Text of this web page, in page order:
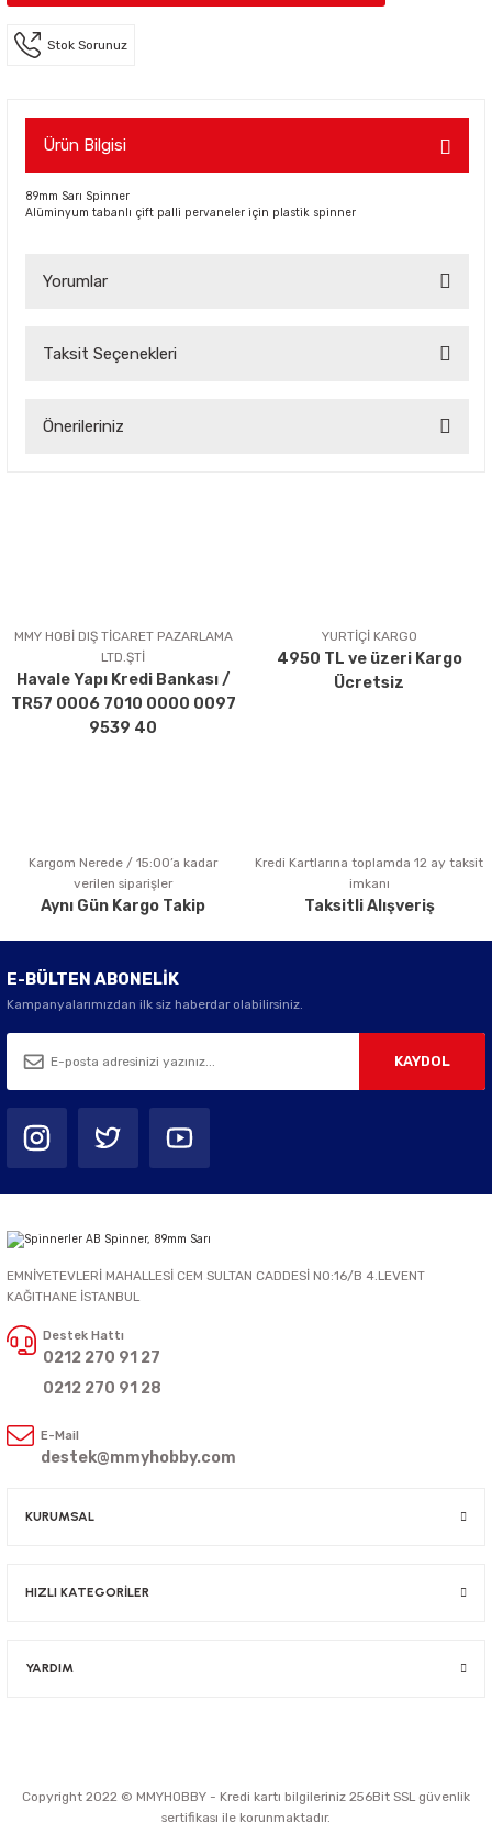
Stok Sorunuz
Ürün Bilgisi
89mm Sarı Spinner
Alüminyum tabanlı çift palli pervaneler için plastik spinner
Yorumlar
Taksit Seçenekleri
Önerileriniz
Ürün açıklamasında eksik bilgiler bulunuyor.
Ürün bilgilerinde hatalar bulunuyor.
Ürün fiyatı diğer sitelerden daha pahalı.
Bu ürüne benzer farklı alternatifler olmalı.
Gönder
MMY HOBİ DIŞ TİCARET PAZARLAMA
LTD.ŞTİ
Havale Yapı Kredi Bankası /
TR57 0006 7010 0000 0097
9539 40
YURTİÇİ KARGO
4950 TL ve üzeri Kargo
Ücretsiz
Kargom Nerede / 15:00’a kadar
verilen siparişler
Aynı Gün Kargo Takip
Kredi Kartlarına toplamda 12 ay taksit
imkanı
Taksitli Alışveriş
E-BÜLTEN ABONELİK
Kampanyalarımızdan ilk siz haberdar olabilirsiniz.
KAYDOL
EMNİYETEVLERİ MAHALLESİ CEM SULTAN CADDESİ NO:16/B 4.LEVENT
KAĞITHANE İSTANBUL
Destek Hattı
0212 270 91 27
0212 270 91 28
E-Mail
destek@mmyhobby.com
KURUMSAL
HIZLI KATEGORİLER
YARDIM
Copyright 2022 © MMYHOBBY - Kredi kartı bilgileriniz 256Bit SSL güvenlik
sertifikası ile korunmaktadır.